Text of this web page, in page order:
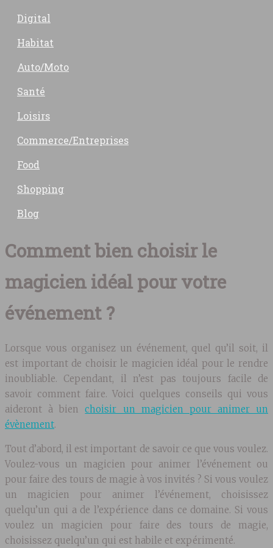
Digital
Habitat
Auto/Moto
Santé
Loisirs
Commerce/Entreprises
Food
Shopping
Blog
Comment bien choisir le
magicien idéal pour votre
événement ?
Lorsque vous organisez un événement, quel qu’il soit, il
est important de choisir le magicien idéal pour le rendre
inoubliable. Cependant, il n’est pas toujours facile de
savoir comment faire. Voici quelques conseils qui vous
aideront à bienchoisir un magicien pour animer un
évènement.
Tout d’abord, il est important de savoir ce que vous voulez.
Voulez-vous un magicien pour animer l’événement ou
pour faire des tours de magie à vos invités ? Si vous voulez
un magicien pour animer l’événement, choisissez
quelqu’un qui a de l’expérience dans ce domaine. Si vous
voulez un magicien pour faire des tours de magie,
choisissez quelqu’un qui est habile et expérimenté.